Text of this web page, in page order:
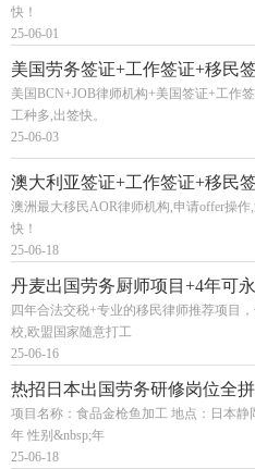
快！
25-06-01
美国劳务签证+工作签证+移民
美国BCN+JOB律师机构+美国签证+工作
工种多,出签快。
25-06-03
澳大利亚签证+工作签证+移民
澳洲最大移民AOR律师机构,申请offer操作
快！
25-06-18
丹麦出国劳务厨师项目+4年可
四年合法交税+专业的移民律师推荐项目
校,欧盟国家随意打工
25-06-16
热招日本出国劳务研修岗位全拼
项目名称：食品金枪鱼加工 地点：日本静
年 性别&nbsp;年
25-06-18